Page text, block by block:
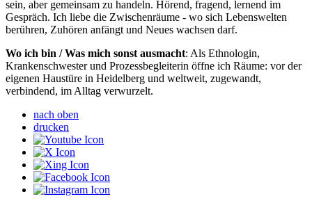
sein, aber gemeinsam zu handeln. Hörend, fragend, lernend im
Gespräch. Ich liebe die Zwischenräume - wo sich Lebenswelten
berühren, Zuhören anfängt und Neues wachsen darf.
Wo ich bin / Was mich sonst ausmacht: Als Ethnologin,
Krankenschwester und Prozessbegleiterin öffne ich Räume: vor der
eigenen Haustüre in Heidelberg und weltweit, zugewandt,
verbindend, im Alltag verwurzelt.
nach oben
drucken